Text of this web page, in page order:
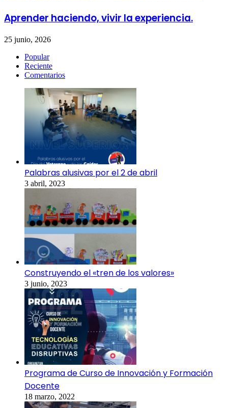
Aprender haciendo, vivir la experiencia.
25 junio, 2026
Popular
Reciente
Comentarios
Palabras alusivas por el 2 de abril
3 abril, 2023
Construyendo el «tren de los valores»
3 junio, 2023
Programa de Curso de Innovación y Formación
Docente
18 marzo, 2022